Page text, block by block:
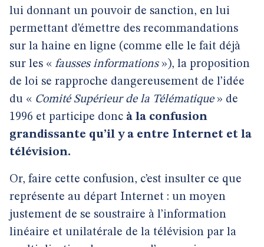
lui donnant un pouvoir de sanction, en lui
permettant d’émettre des recommandations
sur la haine en ligne (comme elle le fait déjà
sur les « fausses informations»), la proposition
de loi se rapproche dangereusement de l’idée
du « Comité Supérieur de la Télématique» de
1996 et participe donc à la confusion
grandissante qu’il y a entre Internet et la
télévision.
Or, faire cette confusion, c’est insulter ce que
représente au départ Internet : un moyen
justement de se soustraire à l’information
linéaire et unilatérale de la télévision par la